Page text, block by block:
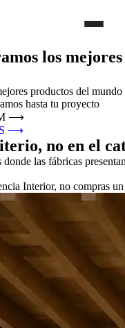
los mejores
productos del mundo
hasta tu proyecto
⟶
⟶
no en el
las fábricas
Interior, no compras